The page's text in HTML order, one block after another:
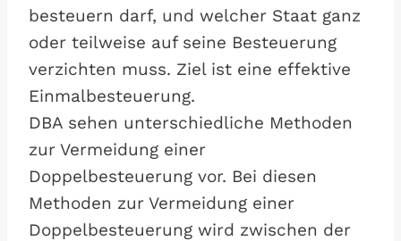
besteuern darf, und welcher Staat ganz
oder teilweise auf seine Besteuerung
verzichten muss. Ziel ist eine effektive
Einmalbesteuerung.
DBA sehen unterschiedliche Methoden
zur Vermeidung einer
Doppelbesteuerung vor. Bei diesen
Methoden zur Vermeidung einer
Doppelbesteuerung wird zwischen der